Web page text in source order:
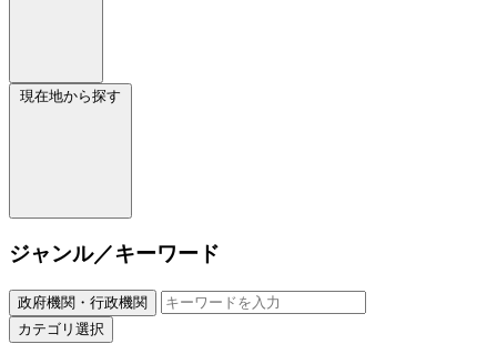
現在地から探す
ジャンル／キーワード
政府機関・行政機関
カテゴリ選択